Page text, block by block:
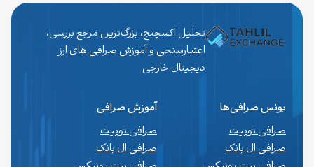
امکانات گسترده…
تحلیل اکسچنج، بزرگ‌ترین مرجع بررسی،
اعتبارسنجی و آموزش صرافی های ارز
دیجیتال خارجی
بونس صرافی‌ها
صرافی توبیت
صرافی ال بانک
آموزش صرافی
صرافی توبیت
صرافی ال بانک